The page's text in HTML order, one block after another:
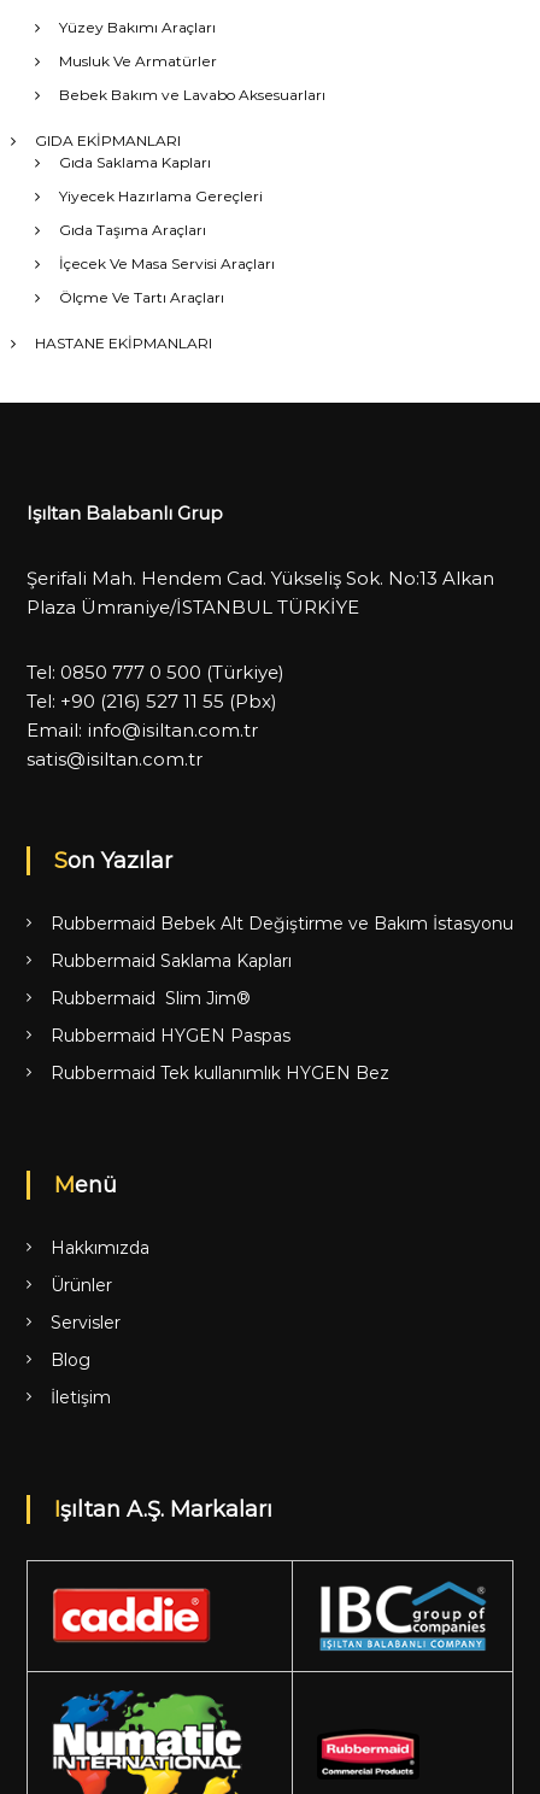
Yüzey Bakımı Araçları
Musluk Ve Armatürler
Bebek Bakım ve Lavabo Aksesuarları
GIDA EKİPMANLARI
Gıda Saklama Kapları
Yiyecek Hazırlama Gereçleri
Gıda Taşıma Araçları
İçecek Ve Masa Servisi Araçları
Ölçme Ve Tartı Araçları
HASTANE EKİPMANLARI
Işıltan Balabanlı Grup
Şerifali Mah. Hendem Cad. Yükseliş Sok. No:13 Alkan
Plaza Ümraniye/İSTANBUL TÜRKİYE
Tel: 0850 777 0 500 (Türkiye)
Tel: +90 (216) 527 11 55 (Pbx)
Email: info@isiltan.com.tr
satis@isiltan.com.tr
Son Yazılar
Rubbermaid Bebek Alt Değiştirme ve Bakım İstasyonu
Rubbermaid Saklama Kapları
Rubbermaid Slim Jim®
Rubbermaid HYGEN Paspas
Rubbermaid Tek kullanımlık HYGEN Bez
Menü
Hakkımızda
Ürünler
Servisler
Blog
İletişim
Işıltan A.Ş. Markaları